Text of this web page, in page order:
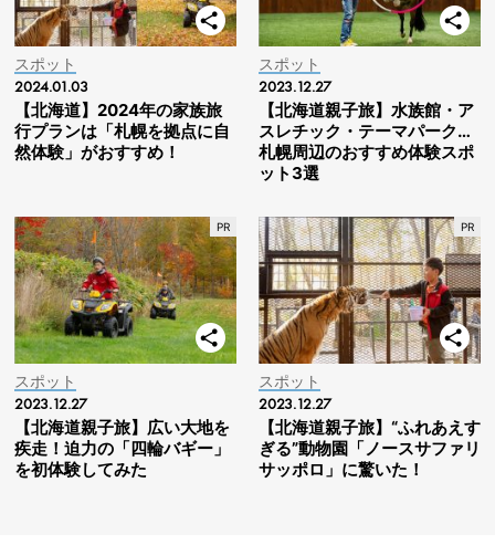
スポット
2024.01.03
【北海道】2024年の家族旅
行プランは「札幌を拠点に自
然体験」がおすすめ！
スポット
2023.12.27
【北海道親子旅】水族館・ア
スレチック・テーマパーク…
札幌周辺のおすすめ体験スポ
ット3選
スポット
2023.12.27
【北海道親子旅】広い大地を
疾走！迫力の「四輪バギー」
を初体験してみた
スポット
2023.12.27
【北海道親子旅】“ふれあえす
ぎる”動物園「ノースサファリ
サッポロ」に驚いた！